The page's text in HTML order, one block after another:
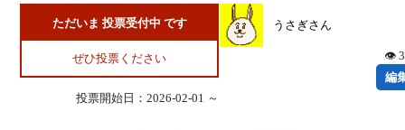
ただいま 投票受付中 です
ぜひ投票ください
投票開始日：2026-02-01 ～
うさぎさん
👁
編